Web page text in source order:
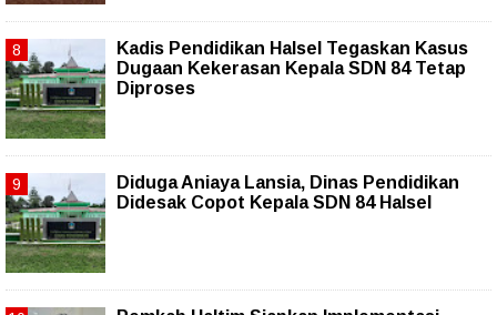
Kadis Pendidikan Halsel Tegaskan Kasus
Dugaan Kekerasan Kepala SDN 84 Tetap
Diproses
Diduga Aniaya Lansia, Dinas Pendidikan
Didesak Copot Kepala SDN 84 Halsel